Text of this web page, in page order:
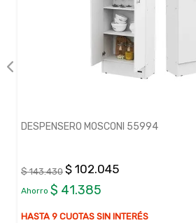
DESPENSERO MOSCONI 55994
$ 143.430 $ 102.045
Ahorro $ 41.385
HASTA 9 CUOTAS SIN INTERÉS